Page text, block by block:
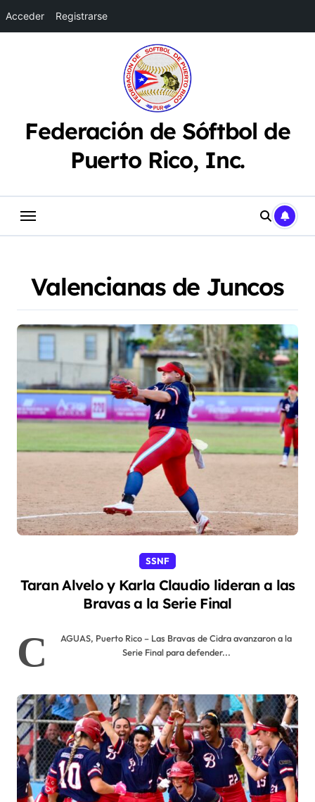
Acceder Registrarse
Federación de Sóftbol de
Puerto Rico, Inc.
Valencianas de Juncos
SSNF
Taran Alvelo y Karla Claudio lideran a las
Bravas a la Serie Final
C
AGUAS, Puerto Rico – Las Bravas de Cidra avanzaron a la
Serie Final para defender...